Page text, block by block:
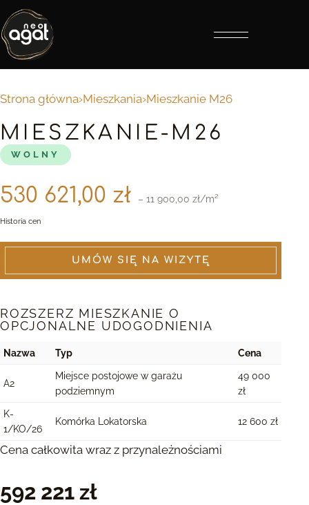
Otwórz menu
Strona główna›Mieszkania›Mieszkanie M26
MIESZKANIE-M26
WOLNY
530 621,00 zł – 11 900,00 zł/m²
Historia cen
UMÓW SIĘ NA WIZYTĘ
ROZSZERZ MIESZKANIE O
OPCJONALNE UDOGODNIENIA
Nazwa Typ Cena
A2
Miejsce postojowe w garażu
podziemnym
49 000
zł
K-
1/KO/26
Komórka Lokatorska 12 600 zł
Cena całkowita wraz z przynależnościami
592 221 zł